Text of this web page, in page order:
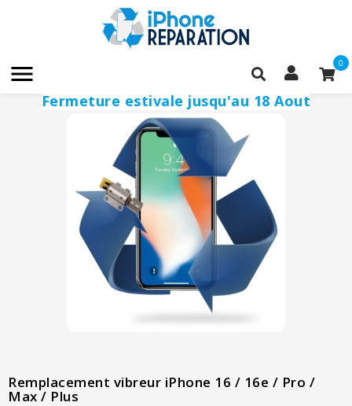
 0
Fermeture estivale jusqu'au 18 Aout
Remplacement vibreur iPhone 16 / 16e / Pro /
Max / Plus